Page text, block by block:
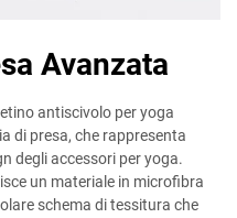
Avanzata
antiscivolo per yoga
di presa, che rappresenta
degli accessori per yoga.
un materiale in microfibra
schema di tessitura che